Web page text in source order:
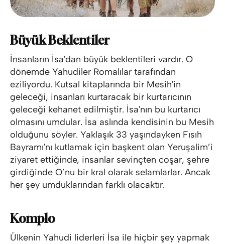
Büyük Beklentiler
İnsanların İsa'dan büyük beklentileri vardır. O
dönemde Yahudiler Romalılar tarafından
eziliyordu. Kutsal kitaplarında bir Mesih'in
geleceği, insanları kurtaracak bir kurtarıcının
geleceği kehanet edilmiştir. İsa'nın bu kurtarıcı
olmasını umdular. İsa aslında kendisinin bu Mesih
olduğunu söyler. Yaklaşık 33 yaşındayken Fısıh
Bayramı'nı kutlamak için başkent olan Yeruşalim’i
ziyaret ettiğinde, insanlar sevinçten coşar, şehre
girdiğinde O’nu bir kral olarak selamlarlar. Ancak
her şey umduklarından farklı olacaktır.
Komplo
Ülkenin Yahudi liderleri İsa ile hiçbir şey yapmak